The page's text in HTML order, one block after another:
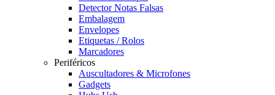
Detector Notas Falsas
Embalagem
Envelopes
Etiquetas / Rolos
Marcadores
Periféricos
Auscultadores & Microfones
Gadgets